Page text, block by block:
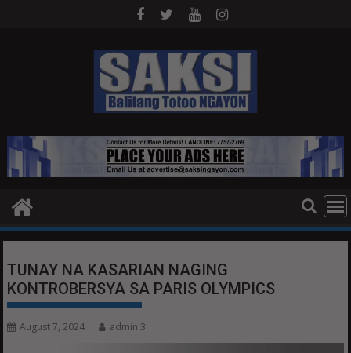
TUNAY NA KASARIAN NAGING
KONTROBERSYA SA PARIS OLYMPICS
August 7, 2024 admin 3